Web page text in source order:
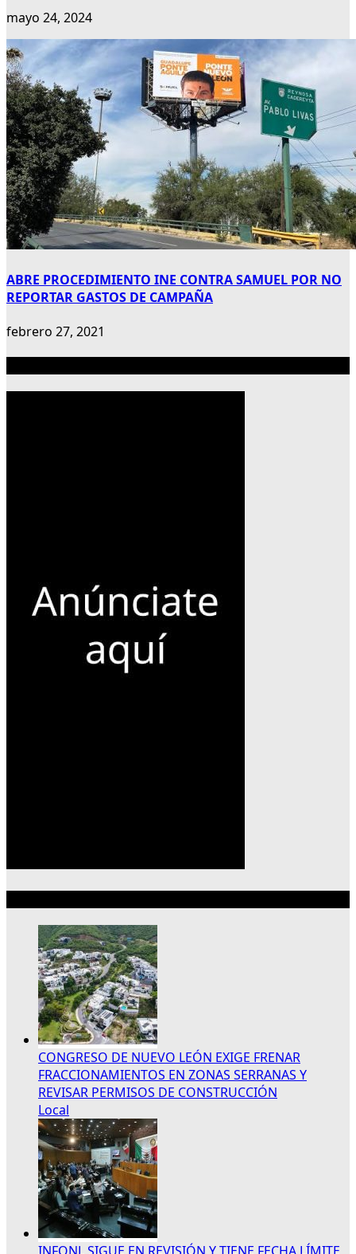
mayo 24, 2024
ABRE PROCEDIMIENTO INE CONTRA SAMUEL POR NO
REPORTAR GASTOS DE CAMPAÑA
febrero 27, 2021
CONGRESO DE NUEVO LEÓN EXIGE FRENAR
FRACCIONAMIENTOS EN ZONAS SERRANAS Y
REVISAR PERMISOS DE CONSTRUCCIÓN
Local